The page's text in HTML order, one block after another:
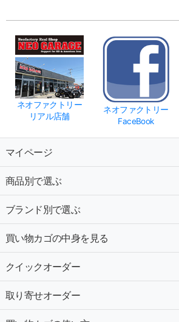
ネオファクトリー
リアル店舗
ネオファクトリー
FaceBook
マイページ
商品別で選ぶ
ブランド別で選ぶ
買い物カゴの中身を見る
クイックオーダー
取り寄せオーダー